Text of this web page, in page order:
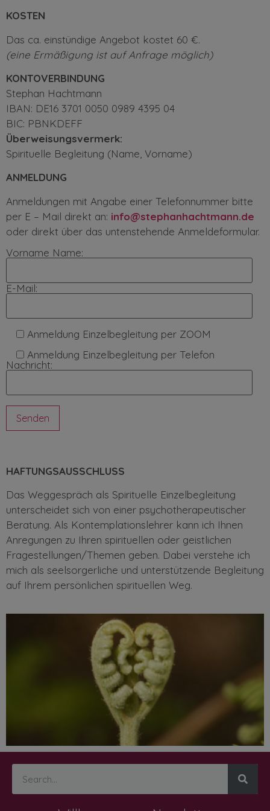
KOSTEN
Das ca. einstündige Angebot kostet 60 €.
(eine Ermäßigung ist auf Anfrage möglich)
KONTOVERBINDUNG
Stephan Hachtmann
IBAN: DE16 3701 0050 0989 4395 04
BIC: PBNKDEFF
Überweisungsvermerk:
Spirituelle Begleitung (Name, Vorname)
ANMELDUNG
Anmeldungen mit Angabe einer Telefonnummer bitte
per E – Mail direkt an: info@stephanhachtmann.de
oder direkt über das untenstehende Anmeldeformular.
Vorname Name:
E-Mail:
Anmeldung Einzelbegleitung per ZOOM
Anmeldung Einzelbegleitung per Telefon
Nachricht:
HAFTUNGSAUSSCHLUSS
Das Weggespräch als Spirituelle Einzelbegleitung
unterscheidet sich von einer psychotherapeutischer
Beratung. Als Kontemplationslehrer kann ich Ihnen
Anregungen zu Ihren spirituellen oder geistlichen
Fragestellungen/Themen geben. Dabei verstehe ich
mich als seelsorgerliche und unterstützende Begleitung
auf Ihrem persönlichen spirituellen Weg.